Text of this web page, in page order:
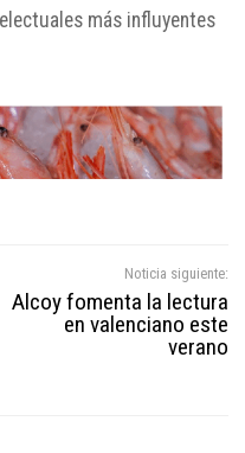
más influyentes
Noticia siguiente:
Alcoy fomenta la lectura
en valenciano este
verano